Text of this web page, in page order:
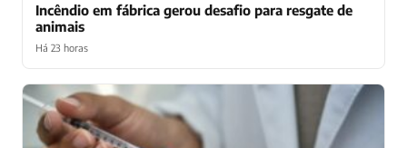
Incêndio em fábrica gerou desafio para resgate de
animais
Há 23 horas